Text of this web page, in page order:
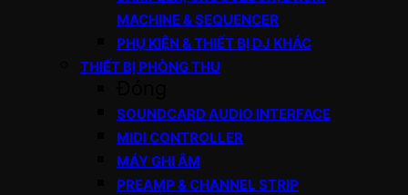
MACHINE & SEQUENCER
PHỤ KIỆN & THIẾT BỊ DJ KHÁC
THIẾT BỊ PHÒNG THU
SOUNDCARD AUDIO INTERFACE
MIDI CONTROLLER
MÁY GHI ÂM
PREAMP & CHANNEL STRIP